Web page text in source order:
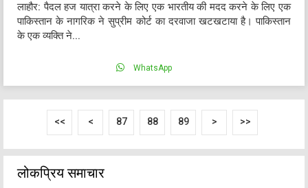
लाहौर: पैदल हज यात्रा करने के लिए एक भारतीय की मदद करने के लिए एक
पाकिस्तान के नागरिक ने सुप्रीम कोर्ट का दरवाजा खटखटाया है। पाकिस्तान
के एक व्यक्ति ने...
WhatsApp
<< < 87 88 89 > >>
लोकप्रिय समाचार